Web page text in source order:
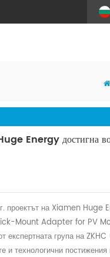
Energy достигна
на Xiamen Huge
Mount Adapter for PV
експертната група на
и технологични